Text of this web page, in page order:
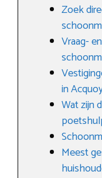
Zoek
Vraag-
in
Wat zijn
Meest